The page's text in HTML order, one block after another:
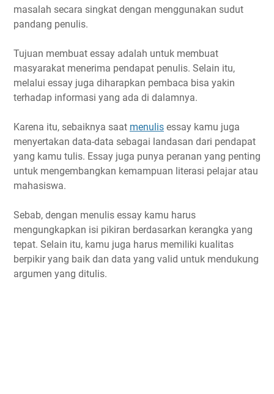
masalah secara singkat dengan menggunakan sudut
pandang penulis.
Tujuan membuat essay adalah untuk membuat
masyarakat menerima pendapat penulis. Selain itu,
melalui essay juga diharapkan pembaca bisa yakin
terhadap informasi yang ada di dalamnya.
Karena itu, sebaiknya saat menulis essay kamu juga
menyertakan data-data sebagai landasan dari pendapat
yang kamu tulis. Essay juga punya peranan yang penting
untuk mengembangkan kemampuan literasi pelajar atau
mahasiswa.
Sebab, dengan menulis essay kamu harus
mengungkapkan isi pikiran berdasarkan kerangka yang
tepat. Selain itu, kamu juga harus memiliki kualitas
berpikir yang baik dan data yang valid untuk mendukung
argumen yang ditulis.